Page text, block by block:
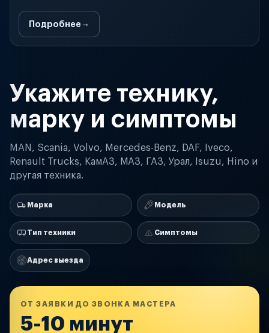
Подробнее
Укажите технику,
марку и симптомы
MAN, Scania, Volvo, Mercedes-Benz, DAF, Iveco,
Renault Trucks, КамАЗ, МАЗ, ГАЗ, Урал, Isuzu, Hino и
другая техника.
Марка Модель
Тип техники Симптомы
Адрес выезда
ОТ ЗАЯВКИ ДО ЗВОНКА МАСТЕРА
5-10 минут